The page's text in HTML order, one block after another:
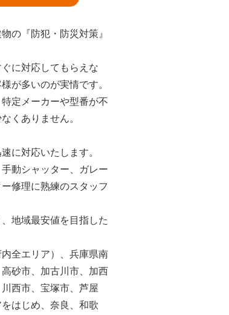
の『防犯・防災対策』
に対応してもらえな
が多いのが実情です。
定メーカーや型番が不
くありません。
に対応いたします。
動シャッター、ガレー
修理に熟練のスタッフ
地域最安値を目指した
全エリア）、兵庫県南
砂市、加古川市、加西
西市、宝塚市、芦屋
はじめ、奈良、和歌